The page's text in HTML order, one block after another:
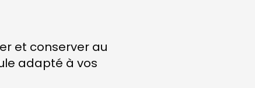
et conserver au
adapté à vos